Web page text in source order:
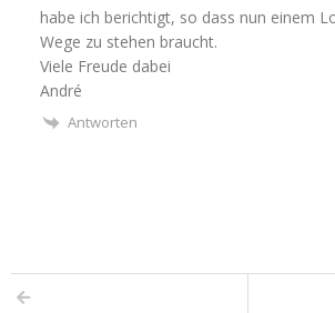
habe ich berichtigt, so dass nun einem
Wege zu stehen braucht.
Viele Freude dabei
André
Antworten